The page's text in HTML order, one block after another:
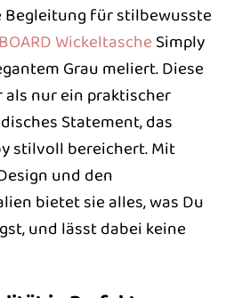
Begleitung für stilbewusste
Wickeltasche Simply
Grau meliert. Diese
nur ein praktischer
Statement, das
stilvoll bereichert. Mit
und den
bietet sie alles, was Du
und lässt dabei keine